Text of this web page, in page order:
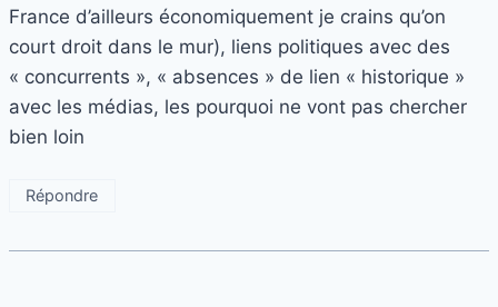
France d’ailleurs économiquement je crains qu’on
court droit dans le mur), liens politiques avec des
« concurrents », « absences » de lien « historique »
avec les médias, les pourquoi ne vont pas chercher
bien loin
Répondre